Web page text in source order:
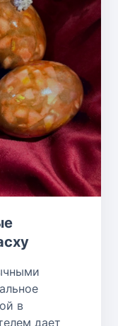
в
дает